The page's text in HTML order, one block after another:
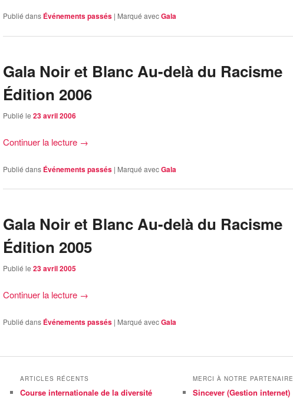
Publié dans Événements passés | Marqué avecGala
Gala Noir et Blanc Au-delà du Racisme
Édition 2006
Publié le 23 avril 2006
Continuer la lecture →
Publié dans Événements passés | Marqué avecGala
Gala Noir et Blanc Au-delà du Racisme
Édition 2005
Publié le 23 avril 2005
Continuer la lecture →
Publié dans Événements passés | Marqué avecGala
ARTICLES RÉCENTS
Course internationale de la diversité
MERCI À NOTRE PARTENAIRE
Sincever (Gestion internet)